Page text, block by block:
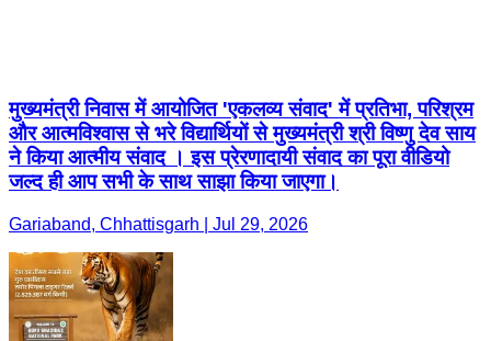
मुख्यमंत्री निवास में आयोजित 'एकलव्य संवाद' में प्रतिभा, परिश्रम
और आत्मविश्वास से भरे विद्यार्थियों से मुख्यमंत्री श्री विष्णु देव साय
ने किया आत्मीय संवाद । इस प्रेरणादायी संवाद का पूरा वीडियो
जल्द ही आप सभी के साथ साझा किया जाएगा।
Gariaband, Chhattisgarh | Jul 29, 2026